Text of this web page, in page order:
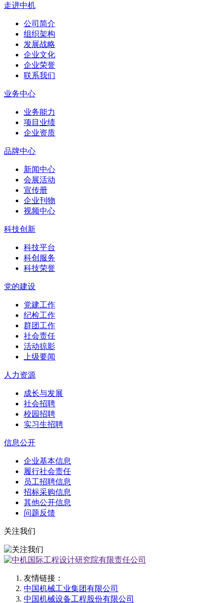
走进中机
公司简介
组织架构
发展战略
企业文化
企业荣誉
联系我们
业务中心
业务能力
项目业绩
企业资质
品牌中心
新闻中心
会展活动
宣传册
企业刊物
视频中心
科技创新
科技平台
科创服务
科技荣誉
党的建设
党建工作
纪检工作
群团工作
社会责任
活动掠影
上级要闻
人力资源
成长与发展
社会招聘
校园招聘
实习生招聘
信息公开
企业基本信息
履行社会责任
员工招聘信息
招标采购信息
其他公开信息
问题反馈
关注我们
友情链接：
中国机械工业集团有限公司
中国机械设备工程股份有限公司